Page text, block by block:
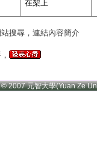
在架上
搜尋，連結內容簡介
2007 元智大學(Yuan Ze